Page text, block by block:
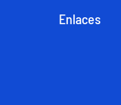
Enlaces